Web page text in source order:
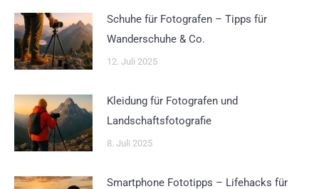
Schuhe für Fotografen – Tipps für
Wanderschuhe & Co.
12. Juli 2025
Kleidung für Fotografen und
Landschaftsfotografie
8. Juli 2025
Smartphone Fototipps – Lifehacks für